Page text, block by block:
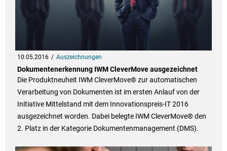
10.05.2016 Auszeichnungen
Dokumentenerkennung IWM CleverMove ausgezeichnet
Die Produktneuheit IWM CleverMove® zur automatischen
Verarbeitung von Dokumenten ist im ersten Anlauf von der
Initiative Mittelstand mit dem Innovationspreis-IT 2016
ausgezeichnet worden. Dabei belegte IWM CleverMove® den
2. Platz in der Kategorie Dokumentenmanagement (DMS).